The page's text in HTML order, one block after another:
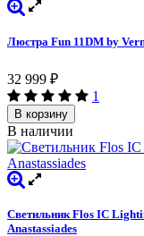
Люстра Fun 11DM by
32 999 ₽
1
В корзину
В наличии
Светильник Flos IC
Anastassiades